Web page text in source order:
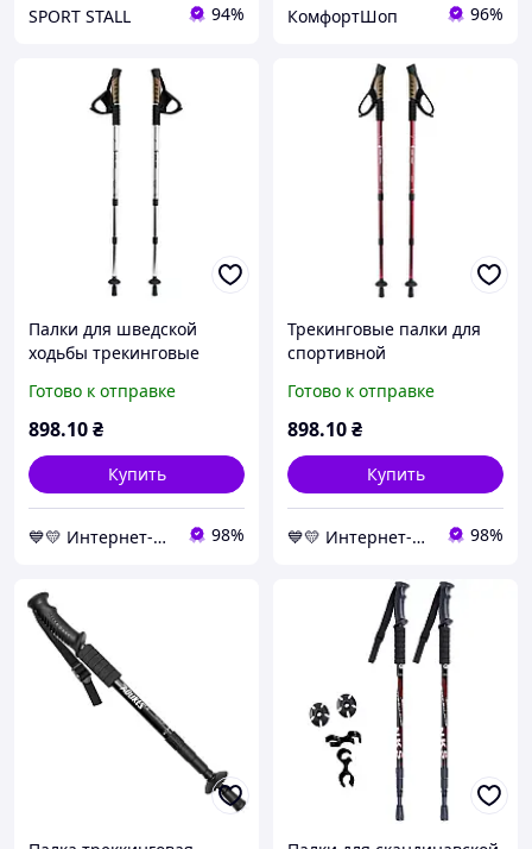
SPORT STALL 94% КомфортШоп 96%
Палки для шведской
ходьбы трекинговые
Silver) трекинг палки
скандинавские
Готово к отправке
898.10₴
Купить
💙💛 Интернет-магазин Non-Stop 🎁％🚚 ⤵ 98%
Трекинговые палки для
спортивной
(Uolide, Red)
скандинавские трекинг
Готово к отправке
898.10₴
Купить
💙💛 Интернет-магазин Non-Stop 🎁％🚚 ⤵ 98%